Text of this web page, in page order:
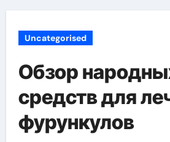
Uncategorised
Обзор
средств для
фурункулов